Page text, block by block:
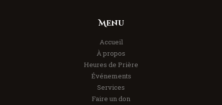
Menu
Accueil
À propos
Heures de Prière
Événements
Services
Faire un don